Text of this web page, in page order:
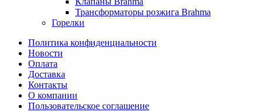
Трансформаторы розжига Brahma
Горелки
Политика конфиденциальности
Новости
Оплата
Доставка
Контакты
О компании
Пользовательское соглашение